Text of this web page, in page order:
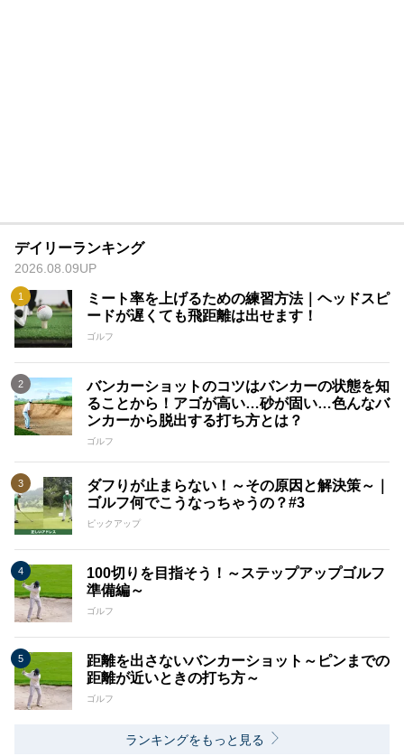
デイリーランキング
2026.08.09UP
ミート率を上げるための練習方法｜ヘッドスピ
ードが遅くても飛距離は出せます！
ゴルフ
バンカーショットのコツはバンカーの状態を知
ることから！アゴが高い…砂が固い…色んなバ
ンカーから脱出する打ち方とは？
ゴルフ
ダフりが止まらない！～その原因と解決策～｜
ゴルフ何でこうなっちゃうの？#3
ピックアップ
100切りを目指そう！～ステップアップゴルフ
準備編～
ゴルフ
距離を出さないバンカーショット～ピンまでの
距離が近いときの打ち方～
ゴルフ
ランキングをもっと見る